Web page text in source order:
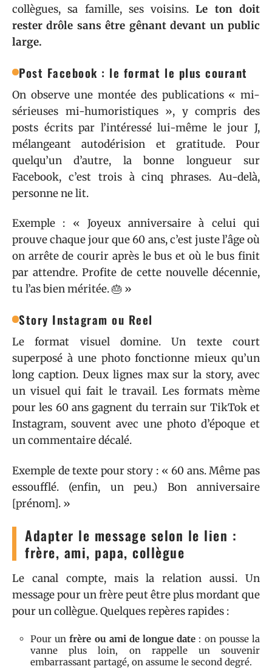
collègues, sa famille, ses voisins.Le ton doit
rester drôle sans être gênant devant un public
large.
Post Facebook : le format le plus courant
On observe une montée des publications « mi-
sérieuses mi-humoristiques », y compris des
posts écrits par l’intéressé lui-même le jour J,
mélangeant autodérision et gratitude. Pour
quelqu’un d’autre, la bonne longueur sur
Facebook, c’est trois à cinq phrases. Au-delà,
personne ne lit.
Exemple : « Joyeux anniversaire à celui qui
prouve chaque jour que 60 ans, c’est juste l’âge où
on arrête de courir après le bus et où le bus finit
par attendre. Profite de cette nouvelle décennie,
tu l’as bien méritée. 🎂 »
Story Instagram ou Reel
Le format visuel domine. Un texte court
superposé à une photo fonctionne mieux qu’un
long caption. Deux lignes max sur la story, avec
un visuel qui fait le travail. Les formats mème
pour les 60 ans gagnent du terrain sur TikTok et
Instagram, souvent avec une photo d’époque et
un commentaire décalé.
Exemple de texte pour story : « 60 ans. Même pas
essoufflé. (enfin, un peu.) Bon anniversaire
[prénom]. »
Adapter le message selon le lien :
frère, ami, papa, collègue
Le canal compte, mais la relation aussi. Un
message pour un frère peut être plus mordant que
pour un collègue. Quelques repères rapides :
Pour unfrère ou ami de longue date : on pousse la
vanne plus loin, on rappelle un souvenir
embarrassant partagé, on assume le second degré.